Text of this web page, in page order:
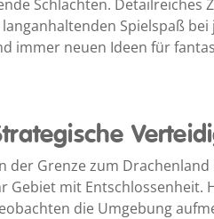
Schlachten. Detailreiches
Spielspaß
immer neuen Ideen für
der Grenze zum
Gebiet mit Entschlossenheit.
die Umgebung